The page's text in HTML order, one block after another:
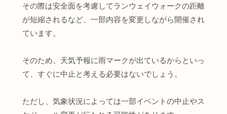
その際は安全面を考慮してランウェイウォークの距離
が短縮されるなど、一部内容を変更しながら開催され
ています。
そのため、天気予報に雨マークが出ているからといっ
て、すぐに中止と考える必要はないでしょう。
ただし、気象状況によっては一部イベントの中止やス